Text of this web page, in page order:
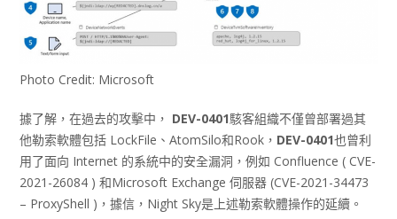
Photo Credit: Microsoft
據了解，在過去的攻擊中， DEV-0401駭客組織不僅曾部署過其
他勒索軟體包括 LockFile、AtomSilo和Rook， DEV-0401也曾利
用了面向 Internet 的系統中的安全漏洞，例如 Confluence ( CVE-
2021-26084 ) 和Microsoft Exchange 伺服器 (CVE-2021-34473
– ProxyShell )，據信，Night Sky是上述勒索軟體操作的延續。